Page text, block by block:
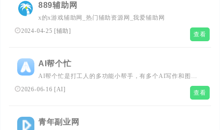
889辅助网
x的x游戏辅助网_热门辅助资源网_我爱辅助网
2024-04-25 [辅助] 查看
AI帮个忙
AI帮个忙是打工人的多功能小帮手，有多个AI写作和图片
工具，可以用AI生成小红书文案，文章，PPT大纲等，支持
2026-06-16 [AI] 查看
青年副业网